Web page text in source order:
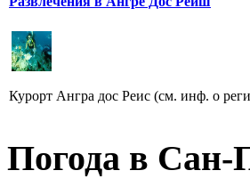
Курорт Ангра дос Реис (см. инф. о
Погода в Сан-